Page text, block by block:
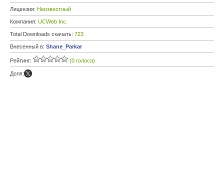
Лицензия: Неизвестный
Компания: UCWeb Inc.
Total Downloads скачать: 723
Внесенный в: Shane_Parkar
Рейтинг: (0 голоса)
Доля: